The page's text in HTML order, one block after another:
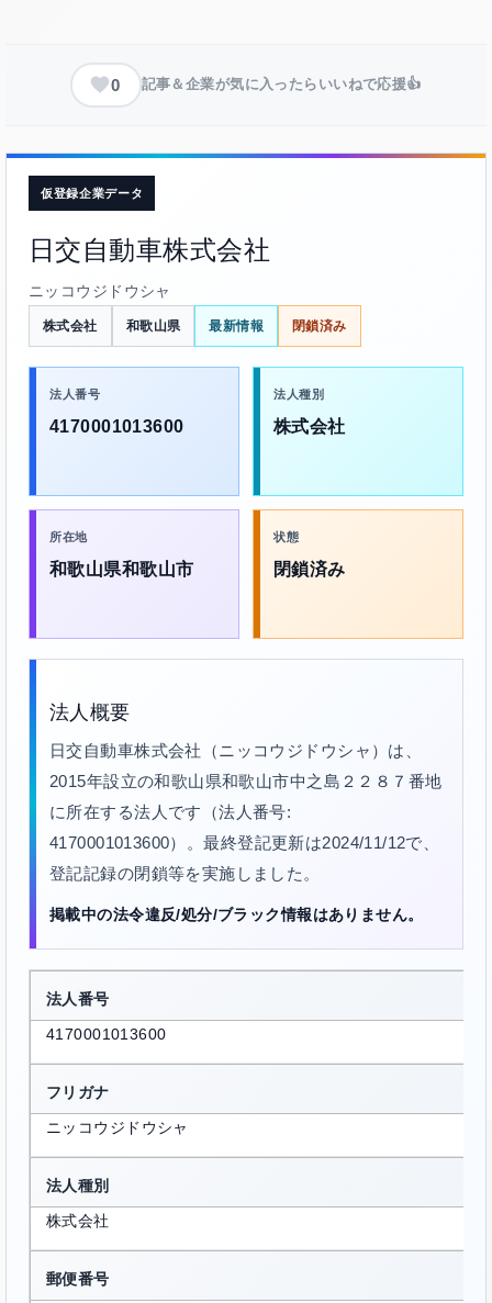
0 記事＆企業が気に入ったらいいねで応援👍
仮登録企業データ
日交自動車株式会社
ニッコウジドウシャ
株式会社 和歌山県 最新情報 閉鎖済み
法人番号
4170001013600
法人種別
株式会社
所在地
和歌山県和歌山市
状態
閉鎖済み
法人概要
日交自動車株式会社（ニッコウジドウシャ）は、
2015年設立の和歌山県和歌山市中之島２２８７番地
に所在する法人です（法人番号:
4170001013600）。最終登記更新は2024/11/12で、
登記記録の閉鎖等を実施しました。
掲載中の法令違反/処分/ブラック情報はありません。
法人番号
4170001013600
フリガナ
ニッコウジドウシャ
法人種別
株式会社
郵便番号